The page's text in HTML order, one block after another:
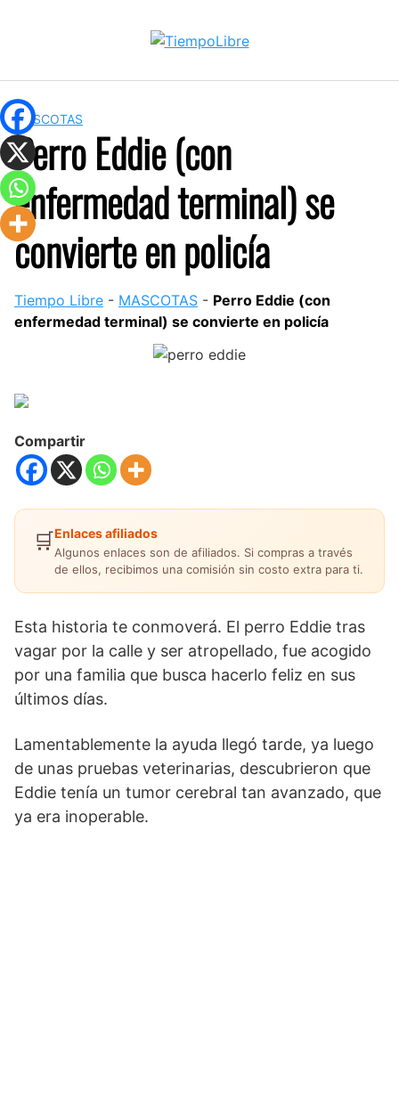
MASCOTAS
Perro Eddie (con
enfermedad terminal) se
convierte en policía
Tiempo Libre - MASCOTAS - Perro Eddie (con
enfermedad terminal) se convierte en policía
Compartir
🛒Enlaces afiliados
Algunos enlaces son de afiliados. Si compras a través
de ellos, recibimos una comisión sin costo extra para ti.
Esta historia te conmoverá. El perro Eddie tras
vagar por la calle y ser atropellado, fue acogido
por una familia que busca hacerlo feliz en sus
últimos días.
Lamentablemente la ayuda llegó tarde, ya luego
de unas pruebas veterinarias, descubrieron que
Eddie tenía un tumor cerebral tan avanzado, que
ya era inoperable.